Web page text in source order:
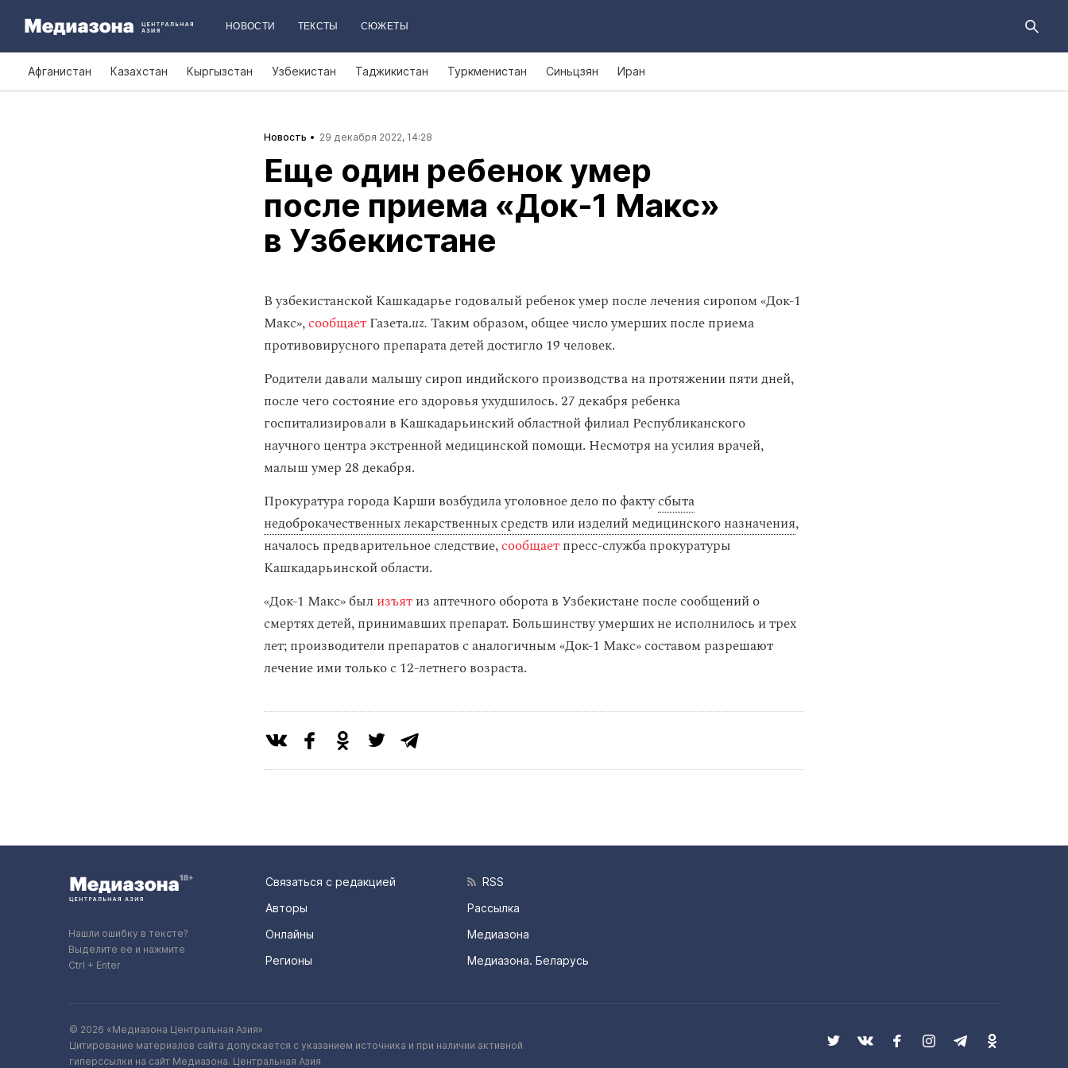
НОВОСТИ ТЕКСТЫ СЮЖЕТЫ
Афганистан Казахстан Кыргызстан Узбекистан Таджикистан Туркменистан Синьцзян Иран
Новость 29 декабря 2022, 14:28
Еще один ребенок умер
после приема «Док‑1 Макс»
в Узбекистане
В узбекистанской Кашкадарье годовалый ребенок умер после лечения сиропом «Док‑1
Макс»,сообщаетГазета.uz.Таким образом, общее число умерших после приема
противовирусного препарата детей достигло 19 человек.
Родители давали малышу сироп индийского производства на протяжении пяти дней,
после чего состояние его здоровья ухудшилось. 27 декабря ребенка
госпитализировали в Кашкадарьинский областной филиал Республиканского
научного центра экстренной медицинской помощи. Несмотря на усилия врачей,
малыш умер 28 декабря.
Прокуратура города Карши возбудила уголовное дело по фактусбыта
недоброкачественных лекарственных средств или изделий медицинского назначения,
началось предварительное следствие,сообщаетпресс-служба прокуратуры
Кашкадарьинской области.
«Док‑1 Макс» был изъятиз аптечного оборота в Узбекистане после сообщений о
смертях детей, принимавших препарат. Большинству умерших не исполнилось и трех
лет; производители препаратов с аналогичным «Док‑1 Макс» составом разрешают
лечение ими только с 12-летнего возраста.
Нашли ошибку в тексте?
Выделите ее и нажмите
Ctrl + Enter
Связаться с редакцией
Авторы
Онлайны
Регионы
RSS
Рассылка
Медиазона
Медиазона. Беларусь
© 2026 «Медиазона Центральная Азия»
Цитирование материалов сайта допускается с указанием источника и при наличии активной
гиперссылки на сайт Медиазона. Центральная Азия